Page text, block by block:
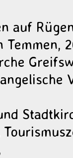
auf
Temmen,